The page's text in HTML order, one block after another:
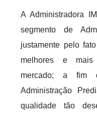
A Administradora
segmento de
justamente pelo
melhores e mais
mercado; a fim
Administração
qualidade tão